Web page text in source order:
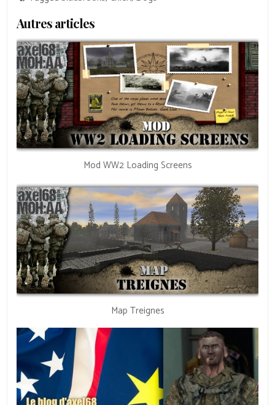
Autres articles
Mod WW2 Loading Screens
Map Treignes